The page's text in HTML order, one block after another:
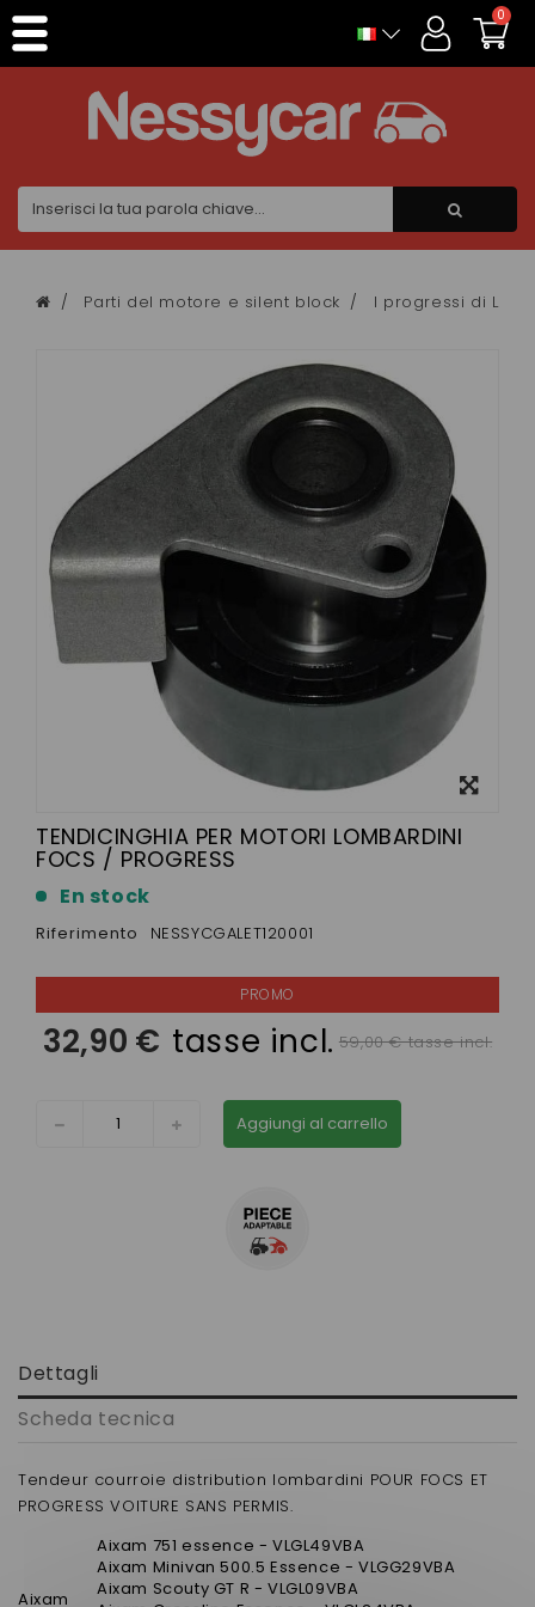
0
Parti del motore e silent block I progressi di
TENDICINGHIA PER MOTORI LOMBARDINI
FOCS / PROGRESS
En stock
Riferimento NESSYCGALET120001
32,90 € tasse incl. 59,00 € tasse incl.
Aggiungi al carrello
Dettagli
Scheda tecnica
Tendeur courroie distribution lombardini POUR FOCS ET
PROGRESS VOITURE SANS PERMIS.
Aixam
Aixam 751 essence - VLGL49VBA
Aixam Minivan 500.5 Essence - VLGG29VBA
Aixam Scouty GT R - VLGL09VBA
Pannello di gestione dei cookies